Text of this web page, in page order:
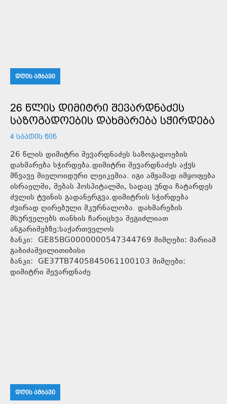
ᲓᲦᲘᲡ ᲐᲛᲑᲐᲕᲘ
26 ᲬᲚᲘᲡ ᲓᲘᲛᲘᲢᲠᲘ ᲨᲔᲕᲐᲠᲓᲜᲐᲫᲔᲡ
ᲡᲐᲖᲝᲒᲐᲓᲝᲔᲑᲘᲡ ᲓᲐᲮᲛᲐᲠᲔᲑᲐ ᲡᲭᲘᲠᲓᲔᲑᲐ
4 ᲡᲐᲐᲗᲘᲡ ᲬᲘᲜ
26 წლის დიმიტრი შევარდნაძეს საზოგადოების
დახმარება სჭირდება.დიმიტრი შევარდნაძეს აქვს
მწვავე მიელოიდური ლეიკემია. იგი ამჟამად იმყოფება
ისრაელში, შებას ჰოსპიტალში, სადაც უნდა ჩატარდეს
ძვლის ტვინის გადანერგვა.დიმიტრის სჭირდება
ძვირად ღირებული მკურნალობა. დახმარების
მსურველებს თანხის ჩარიცხვა შეგიძლიათ
ანგარიშებზე:საქართველოს
ბანკი: GE85BG0000000547344769 მიმღები: მარიამ
გაბიძაშვილითიბისი
ბანკი: GE37TB7405845061100103 მიმღები:
დიმიტრი შევარდნაძე
ᲓᲦᲘᲡ ᲐᲛᲑᲐᲕᲘ